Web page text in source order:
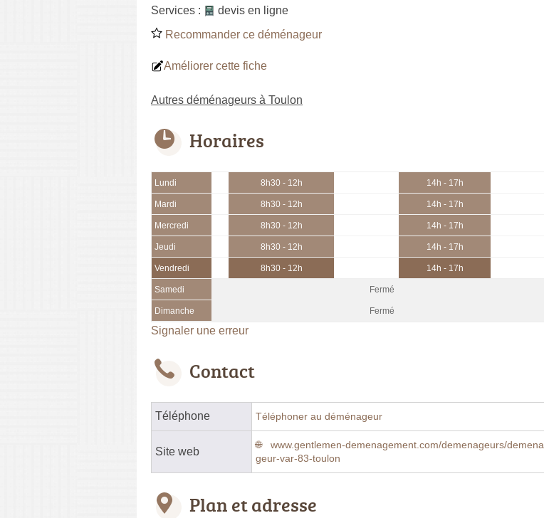
Services :
devis en ligne
Recommander ce déménageur
Améliorer cette fiche
Autres déménageurs à Toulon
Horaires
Lundi 8h30 - 12h 14h - 17h
Mardi 8h30 - 12h 14h - 17h
Mercredi 8h30 - 12h 14h - 17h
Jeudi 8h30 - 12h 14h - 17h
Vendredi 8h30 - 12h 14h - 17h
Samedi Fermé
Dimanche Fermé
Signaler une erreur
Contact
Téléphone Téléphoner au déménageur
Site web
www.gentlemen-demenagement.com/demenageurs/demena
geur-var-83-toulon
Plan et adresse